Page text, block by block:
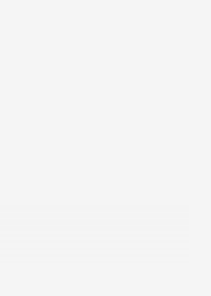
堂姊……我也有不一樣
，
的超級能量！
牙……「我」都有不一
觀察，有爆笑、有
無論是覺得倒了大
時刻，一起呼喊這句